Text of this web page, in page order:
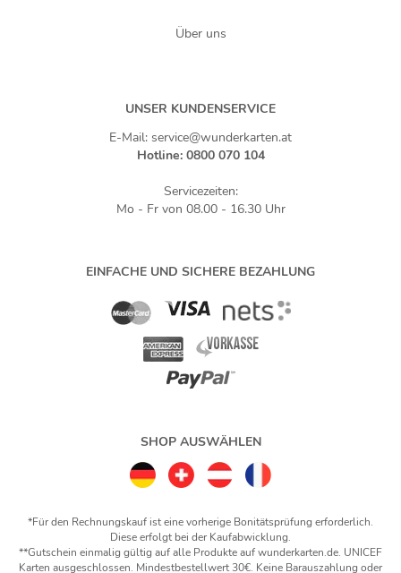
Über uns
UNSER KUNDENSERVICE
E-Mail: service@wunderkarten.at
Hotline: 0800 070 104
Servicezeiten:
Mo - Fr von 08.00 - 16.30 Uhr
EINFACHE UND SICHERE BEZAHLUNG
SHOP AUSWÄHLEN
*Für den Rechnungskauf ist eine vorherige Bonitätsprüfung erforderlich.
Diese erfolgt bei der Kaufabwicklung.
**Gutschein einmalig gültig auf alle Produkte auf wunderkarten.de. UNICEF
Karten ausgeschlossen. Mindestbestellwert 30€. Keine Barauszahlung oder